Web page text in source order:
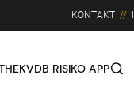
KONTAKT //
VDB RISIKO APP